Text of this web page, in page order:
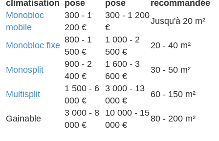
climatisation pose pose
recommandée
Monobloc
mobile
300 - 1
200 €
300 - 1 200
€
Jusqu'à 20 m²
Monobloc fixe
800 - 1
500 €
1 000 - 2
500 €
20 - 40 m²
Monosplit
900 - 2
400 €
1 600 - 3
600 €
30 - 50 m²
Multisplit
1 500 - 6
000 €
3 000 - 13
000 €
60 - 150 m²
Gainable
3 000 - 8
000 €
10 000 - 15
000 €
80 - 200 m²